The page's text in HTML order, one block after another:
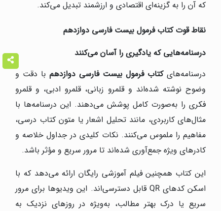
که آن را به گزینه‌ای اقتصادی و ارزشمند تبدیل می‌کند.
نقاط قوت کتاب فرمول بیست فارسی دوازدهم
درسنامه‌هایی که یادگیری را آسان می‌کنند
درسنامه‌هایکتاب فرمول بیست فارسی دوازدهم با دقت و
وضوح نوشته شده‌اند و قلمرو زبانی، قلمرو ادبی، و قلمرو
فکری را به‌صورت کامل پوشش می‌دهند. این درسنامه‌ها با
مثال‌های کاربردی، مانند تحلیل اشعار یا متون کتاب درسی،
مفاهیم را ملموس می‌کنند. نکات کلیدی در جداول خلاصه و
کادرهای ویژه جمع‌آوری شده‌اند تا مرور سریع و مؤثر باشد.
این کتاب همچنین فیلم آموزشی رایگان ارائه می‌دهد که با
اسکن کدهای QR قابل دسترسی‌اند. این ویدیوها برای مرور
سریع یا درک بهتر مطالب، به‌ویژه در روزهای نزدیک به